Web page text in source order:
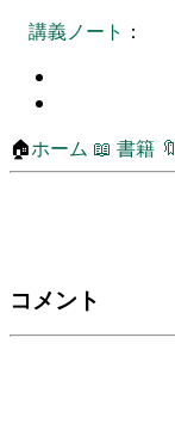
講義ノート ：
🏠ホーム 📖 書籍 🔖
コメント